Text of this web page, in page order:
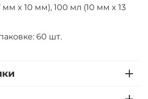
мм x 10 мм), 100 мл (10 мм x 13
60 шт.